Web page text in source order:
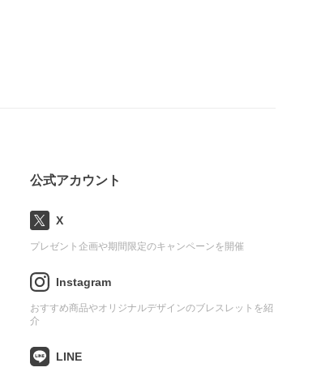
公式アカウント
X
プレゼント企画や期間限定のキャンペーンを開催
Instagram
おすすめ商品やオリジナルデザインのブレスレットを紹
介
LINE